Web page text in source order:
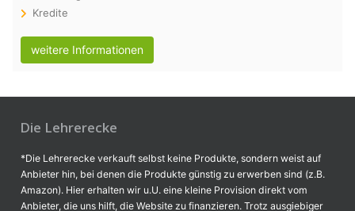
Kredite
weitere Informationen
Die Lehrerecke
*Die Lehrerecke verkauft selbst keine Produkte, sondern weist auf
Anbieter hin, bei denen die Produkte günstig zu erwerben sind (z.B.
Amazon). Hier erhalten wir u.U. eine kleine Provision direkt vom
Anbieter, die uns hilft, die Website zu finanzieren. Trotz ausgiebiger